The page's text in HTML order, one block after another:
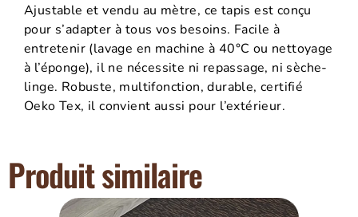
Ajustable et vendu au mètre, ce tapis est conçu
pour s’adapter à tous vos besoins. Facile à
entretenir (lavage en machine à 40°C ou nettoyage
à l’éponge), il ne nécessite ni repassage, ni sèche-
linge. Robuste, multifonction, durable, certifié
Oeko Tex, il convient aussi pour l’extérieur.
Produit similaire